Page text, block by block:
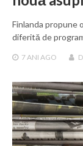
Finlanda propune
diferită de
7 ANI AGO